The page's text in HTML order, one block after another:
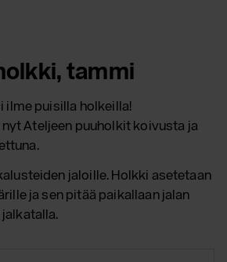
tammi
ilme puisilla holkeilla!
Ateljeen puuholkit koivusta ja
jaloille. Holkki asetetaan
ja sen pitää paikallaan jalan